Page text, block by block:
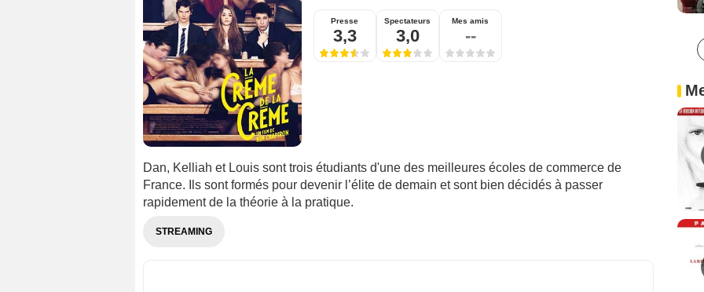
Presse
3,3
Spectateurs
3,0
Mes amis
--
Dan, Kelliah et Louis sont trois étudiants d'une des meilleures écoles de commerce de
France. Ils sont formés pour devenir l’élite de demain et sont bien décidés à passer
rapidement de la théorie à la pratique.
STREAMING